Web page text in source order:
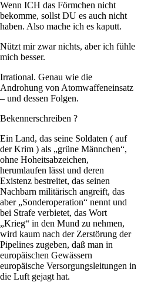
Wenn ICH das Förmchen nicht
bekomme, sollst DU es auch nicht
haben. Also mache ich es kaputt.
Nützt mir zwar nichts, aber ich fühle
mich besser.
Irrational. Genau wie die
Androhung von Atomwaffeneinsatz
– und dessen Folgen.
Bekennerschreiben ?
Ein Land, das seine Soldaten ( auf
der Krim ) als „grüne Männchen“,
ohne Hoheitsabzeichen,
herumlaufen lässt und deren
Existenz bestreitet, das seinen
Nachbarn militärisch angreift, das
aber „Sonderoperation“ nennt und
bei Strafe verbietet, das Wort
„Krieg“ in den Mund zu nehmen,
wird kaum nach der Zerstörung der
Pipelines zugeben, daß man in
europäischen Gewässern
europäische Versorgungsleitungen in
die Luft gejagt hat.